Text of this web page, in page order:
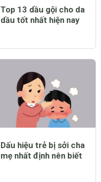
Top 13 dầu gội cho da
dầu tốt nhất hiện nay
Dấu hiệu trẻ bị sởi cha
mẹ nhất định nên biết